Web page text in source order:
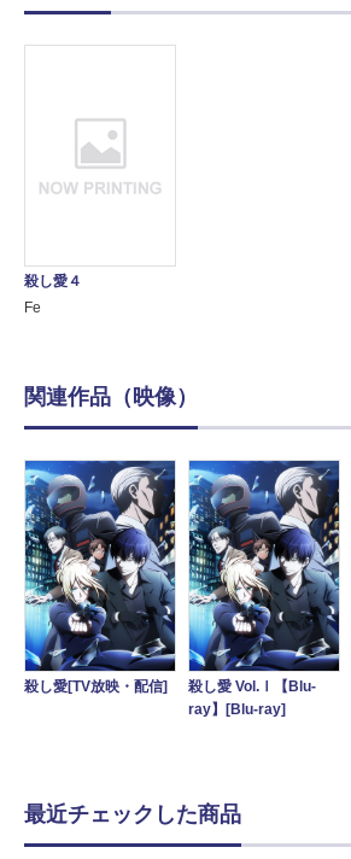
殺し愛４
Fe
関連作品（映像）
殺し愛[TV放映・配信]
殺し愛 Vol.Ⅰ【Blu-
ray】[Blu-ray]
最近チェックした商品